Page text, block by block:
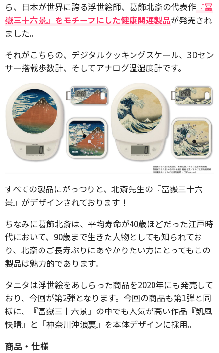
ら、日本が世界に誇る浮世絵師、葛飾北斎の代表作 『冨
嶽三十六景』をモチーフにした健康関連製品が発売され
ました。
それがこちらの、デジタルクッキングスケール、3Dセン
サー搭載歩数計、そしてアナログ温湿度計です。
すべての製品にがっつりと、北斎先生の『冨嶽三十六
景』がデザインされております！
ちなみに葛飾北斎は、平均寿命が40歳ほどだった江戸時
代において、90歳まで生きた人物としても知られてお
り、北斎のご長寿ぶりにあやかりたい方にとってもこの
製品は魅力的であります。
タニタは浮世絵をあしらった商品を2020年にも発売して
おり、今回が第2弾となります。今回の商品も第1弾と同
様に、『冨嶽三十六景』の中でも人気が高い作品『凱風
快晴』と『神奈川沖浪裏』を本体デザインに採用。
商品・仕様